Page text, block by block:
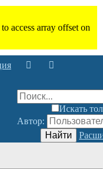
Искать
Автор:
Найти